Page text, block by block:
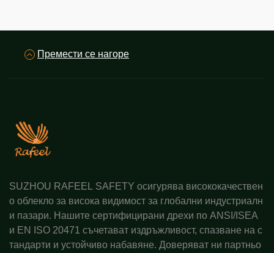
Премести се нагоре
SUZHOU RAFEEL SAFETY осигурява висококачествен
о облекло за висока видимост за глобални индустриалн
и пазари. Нашите сертифицирани дрехи по ANSI/ISEA
и EN ISO 20471 съчетават издръжливост, спазване на с
тандарти и устойчиво набавяне. Доверяват ни партньо